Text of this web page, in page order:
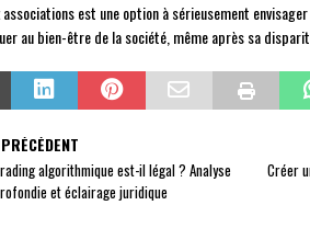
associations est une option à sérieusement
au bien-être de la société, même après sa
PRÉCÉDENT
algorithmique est-il légal ? Analyse
et éclairage juridique
Créer